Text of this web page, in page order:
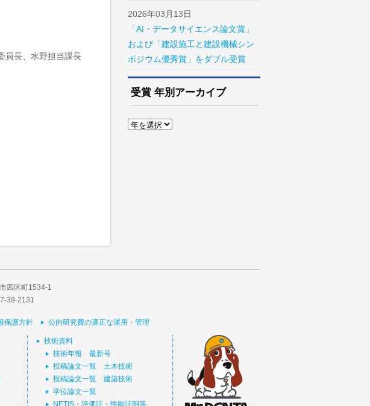
員長、水野担当課長
2026年03月13日
「AI・データサイエンス論文賞」
および「建設施工と建設機械シン
ポジウム優秀賞」をダブル受賞
受賞 年別アーカイブ
四区町1534-1
39-2131
保護方針 公的研究費の適正な運用・管理
技術資料
技術年報 最新号
投稿論文一覧 土木技術
投稿論文一覧 建築技術
学位論文一覧
NETIS・評価証・性能証明等